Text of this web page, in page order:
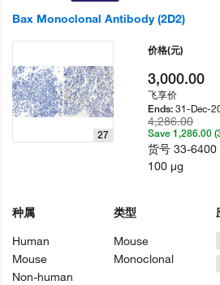
Bax Monoclonal Antibody (2D2)
27
种属
Human
Mouse
Non-human
类型
Mouse
Monoclonal
价格(元)
3,000.00
飞享价
Ends:31-Dec-
4,286.00
Save 1,286.00
货号33-6400
100 µg